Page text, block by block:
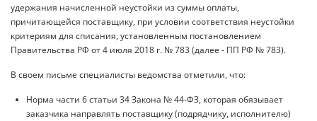
удержания начисленной неустойки из суммы оплаты,
причитающейся поставщику, при условии соответствия неустойки
критериям для списания, установленным постановлением
Правительства РФ от 4 июля 2018 г. № 783 (далее - ПП РФ № 783).
В своем письме специалисты ведомства отметили, что:
Норма части 6 статьи 34 Закона № 44-ФЗ, которая обязывает
заказчика направлять поставщику (подрядчику, исполнителю)